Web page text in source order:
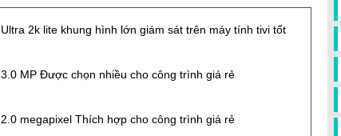
Ultra 2k lite khung hình lớn giám sát trên máy tính tivi tốt
3.0 MP Được chọn nhiều cho công trình giá rẻ
2.0 megapixel Thích hợp cho công trình giá rẻ